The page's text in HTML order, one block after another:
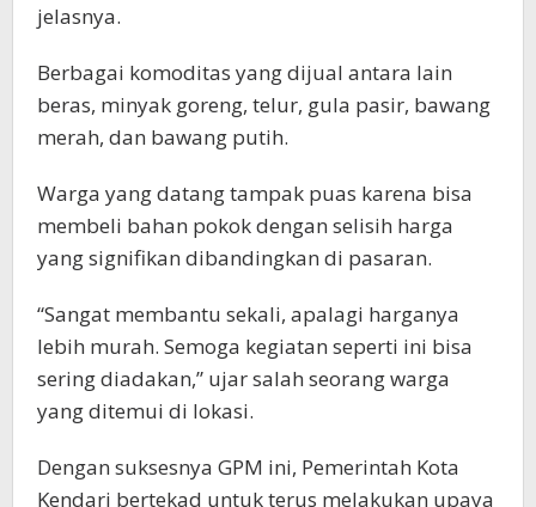
jelasnya.
Berbagai komoditas yang dijual antara lain
beras, minyak goreng, telur, gula pasir, bawang
merah, dan bawang putih.
Warga yang datang tampak puas karena bisa
membeli bahan pokok dengan selisih harga
yang signifikan dibandingkan di pasaran.
“Sangat membantu sekali, apalagi harganya
lebih murah. Semoga kegiatan seperti ini bisa
sering diadakan,” ujar salah seorang warga
yang ditemui di lokasi.
Dengan suksesnya GPM ini, Pemerintah Kota
Kendari bertekad untuk terus melakukan upaya